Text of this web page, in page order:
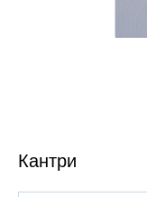
Кантри